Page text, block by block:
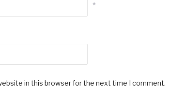
*
in this browser for the next time I comment.